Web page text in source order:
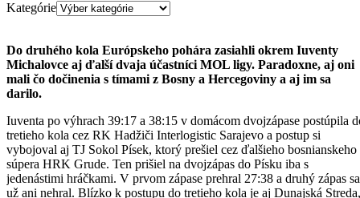
Kategórie
Do druhého kola Európskeho pohára zasiahli okrem Iuventy
Michalovce aj ďalší dvaja účastníci MOL ligy. Paradoxne, aj oni
mali čo dočinenia s tímami z Bosny a Hercegoviny a aj im sa
darilo.
Iuventa po výhrach 39:17 a 38:15 v domácom dvojzápase postúpila
tretieho kola cez RK Hadžiči Interlogistic Sarajevo a postup si
vybojoval aj TJ Sokol Písek, ktorý prešiel cez ďalšieho bosnianskeho
súpera HRK Grude. Ten prišiel na dvojzápas do Písku iba s
jedenástimi hráčkami. V prvom zápase prehral 27:38 a druhý zápas sa
už ani nehral. Blízko k postupu do tretieho kola je aj Dunajská Streda,